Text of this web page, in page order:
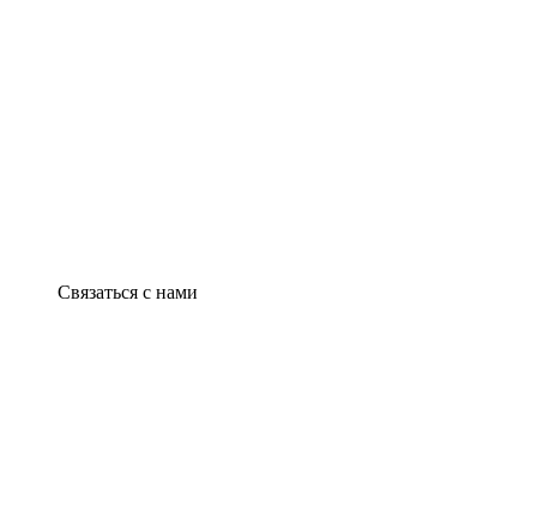
Связаться с нами